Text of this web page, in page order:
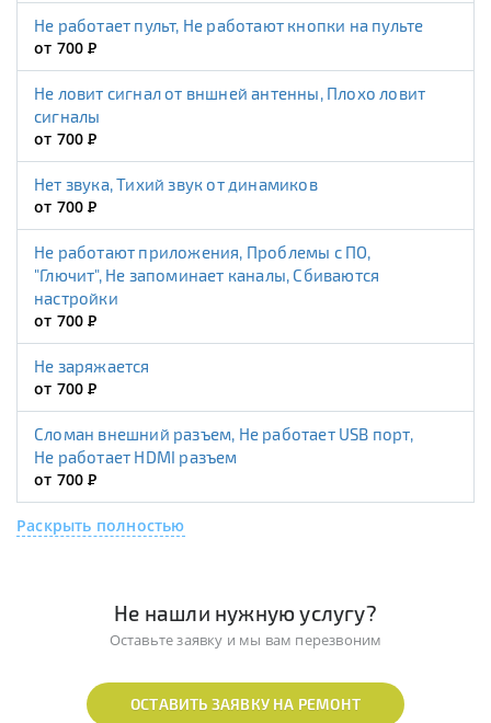
Не работает пульт, Не работают кнопки на пульте
от 700Р
Не ловит сигнал от вншней антенны, Плохо ловит
сигналы
от 700Р
Нет звука, Тихий звук от динамиков
от 700Р
Не работают приложения, Проблемы с ПО,
"Глючит", Не запоминает каналы, Сбиваются
настройки
от 700Р
Не заряжается
от 700Р
Сломан внешний разъем, Не работает USB порт,
Не работает HDMI разъем
от 700Р
Раскрыть полностью
Не нашли нужную услугу?
Оставьте заявку и мы вам перезвоним
ОСТАВИТЬ ЗАЯВКУ НА РЕМОНТ